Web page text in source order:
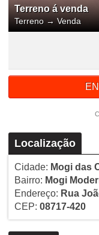
Terreno á venda
Terreno →Venda
Localização
Cidade: Mogi das
Bairro: Mogi
Endereço: Rua
CEP: 08717-420